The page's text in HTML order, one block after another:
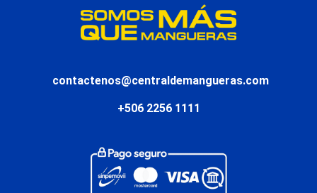
contactenos@centraldemangueras.com
+506 2256 1111